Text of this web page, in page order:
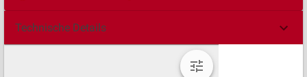
Technische Details